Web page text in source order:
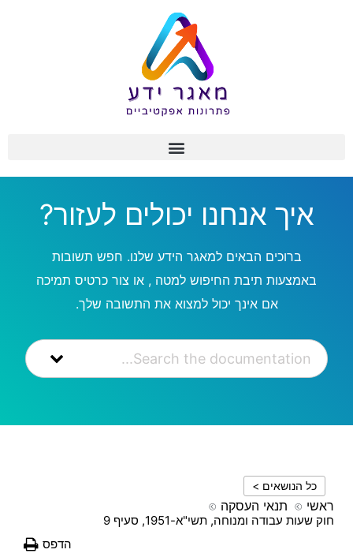
איך אנחנו יכולים לעזור?
ברוכים הבאים למאגר הידע שלנו. חפש תשובות
באמצעות תיבת החיפוש למטה , או צור כרטיס תמיכה
אם אינך יכול למצוא את התשובה שלך.
כל הנושאים >
ראשי תנאי העסקה
חוק שעות עבודה ומנוחה, תשי"א-1951, סעיף 9
הדפס